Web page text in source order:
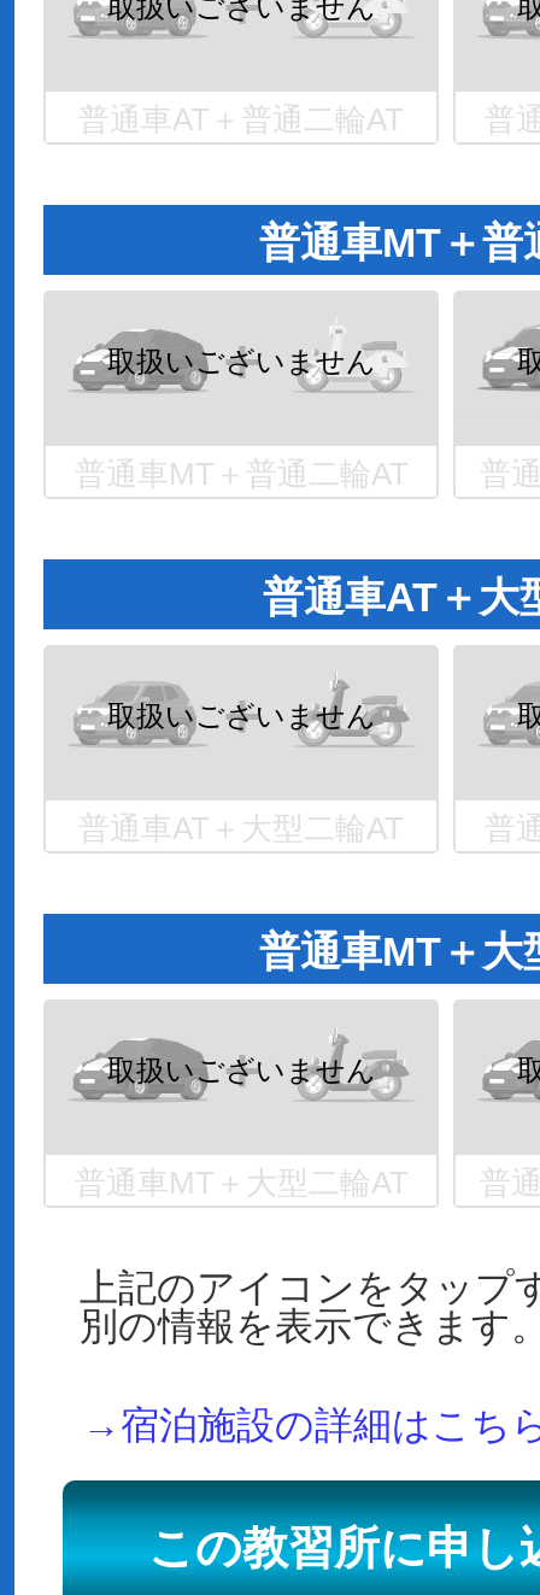
普通車AT＋普通二輪AT 普
普通車MT＋普
普通車MT＋普通二輪AT 普
普通車AT＋大
普通車AT＋大型二輪AT 普
普通車MT＋大
普通車MT＋大型二輪AT 普
上記のアイコンをタップ
別の情報を表示できます
→宿泊施設の詳細はこち
この教習所に申し